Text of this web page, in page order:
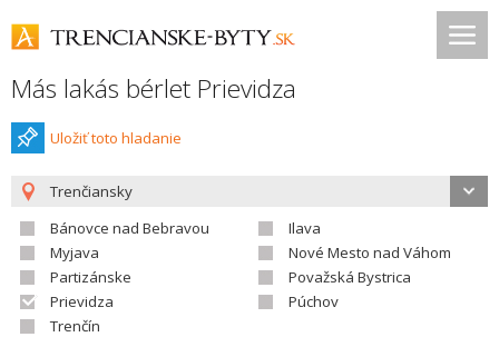
Más lakás bérlet Prievidza
Uložiť toto hladanie
Trenčiansky
Bánovce nad Bebravou
Ilava
Myjava
Nové Mesto nad Váhom
Partizánske
Považská Bystrica
Prievidza
Púchov
Trenčín